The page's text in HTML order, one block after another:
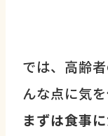
では、高齢
んな点に気
まずは食事